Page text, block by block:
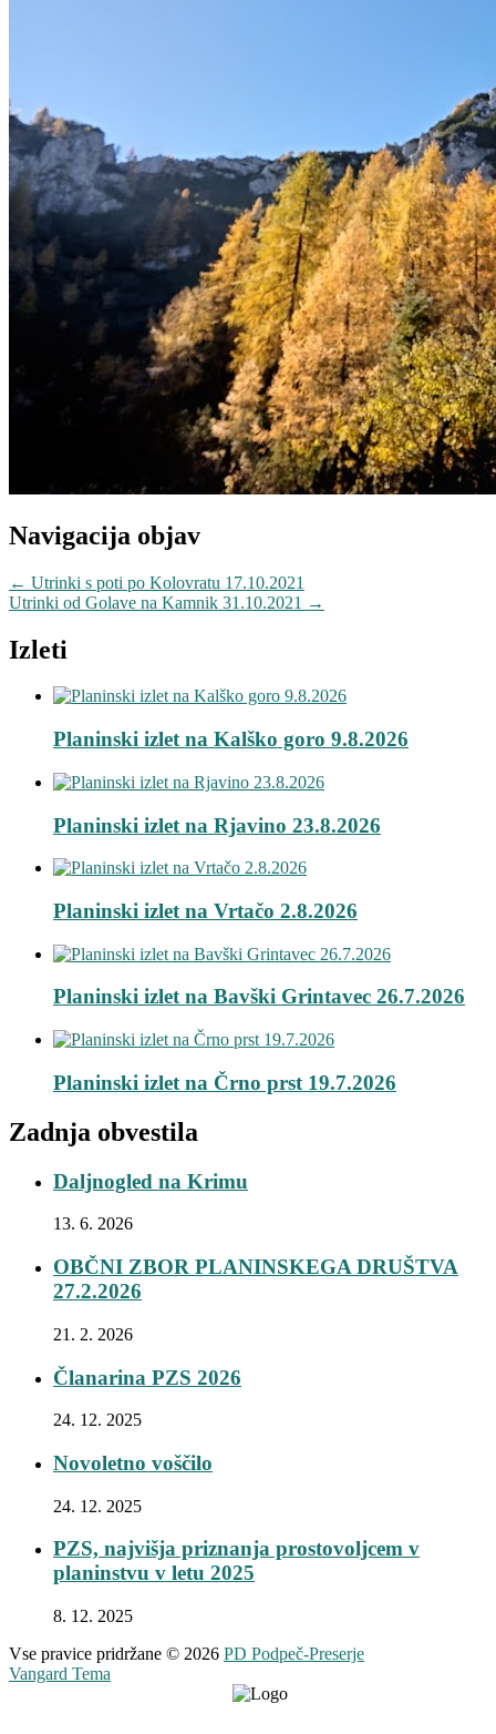
Navigacija objav
← Utrinki s poti po Kolovratu 17.10.2021
Utrinki od Golave na Kamnik 31.10.2021 →
Izleti
Planinski izlet na Kalško goro 9.8.2026
Planinski izlet na Rjavino 23.8.2026
Planinski izlet na Vrtačo 2.8.2026
Planinski izlet na Bavški Grintavec 26.7.2026
Planinski izlet na Črno prst 19.7.2026
Zadnja obvestila
Daljnogled na Krimu
13. 6. 2026
OBČNI ZBOR PLANINSKEGA DRUŠTVA
27.2.2026
21. 2. 2026
Članarina PZS 2026
24. 12. 2025
Novoletno voščilo
24. 12. 2025
PZS, najvišja priznanja prostovoljcem v
planinstvu v letu 2025
8. 12. 2025
Vse pravice pridržane © 2026 PD Podpeč-Preserje
Vangard Tema